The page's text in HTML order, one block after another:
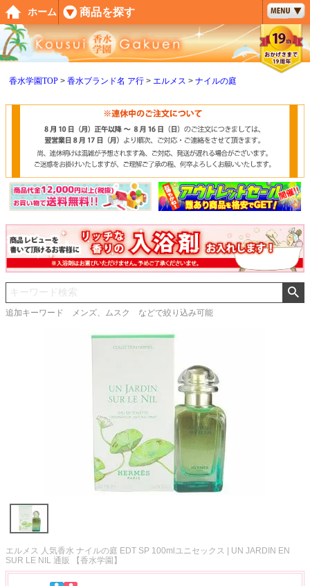
香水学園TOP 香水ブランド名 ア行 エルメス ナイルの庭
追加キーワード メンズ、ムスク などで絞り込み可能
エルメス 人気香水 ナイルの庭 EDT SP 100mlユニセックス | UN JARDIN EN
SUR LE NIL 通販 【香水学園】
ペー
ジト
ップ
へ
ホーム 商品を探す